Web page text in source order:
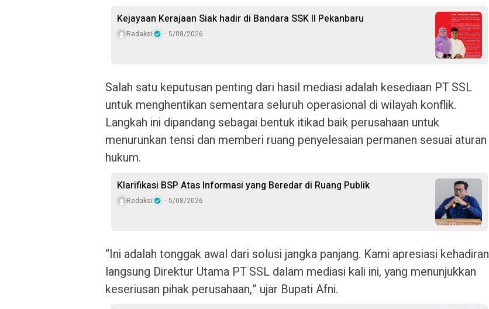
Kejayaan Kerajaan Siak hadir di Bandara SSK II Pekanbaru
Redaksi 5/08/2026
Salah satu keputusan penting dari hasil mediasi adalah kesediaan PT SSL
untuk menghentikan sementara seluruh operasional di wilayah konflik.
Langkah ini dipandang sebagai bentuk itikad baik perusahaan untuk
menurunkan tensi dan memberi ruang penyelesaian permanen sesuai aturan
hukum.
Klarifikasi BSP Atas Informasi yang Beredar di Ruang Publik
Redaksi 5/08/2026
“Ini adalah tonggak awal dari solusi jangka panjang. Kami apresiasi kehadiran
langsung Direktur Utama PT SSL dalam mediasi kali ini, yang menunjukkan
keseriusan pihak perusahaan,” ujar Bupati Afni.